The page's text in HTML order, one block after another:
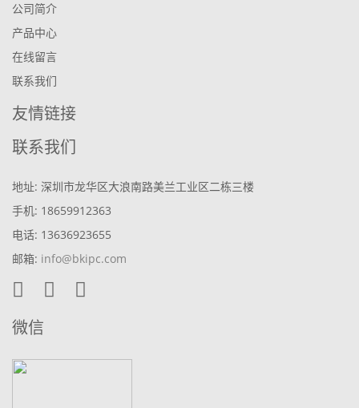
公司简介
产品中心
在线留言
联系我们
友情链接
联系我们
地址: 深圳市龙华区大浪南路美兰工业区二栋三楼
手机: 18659912363
电话: 13636923655
邮箱: info@bkipc.com
微信